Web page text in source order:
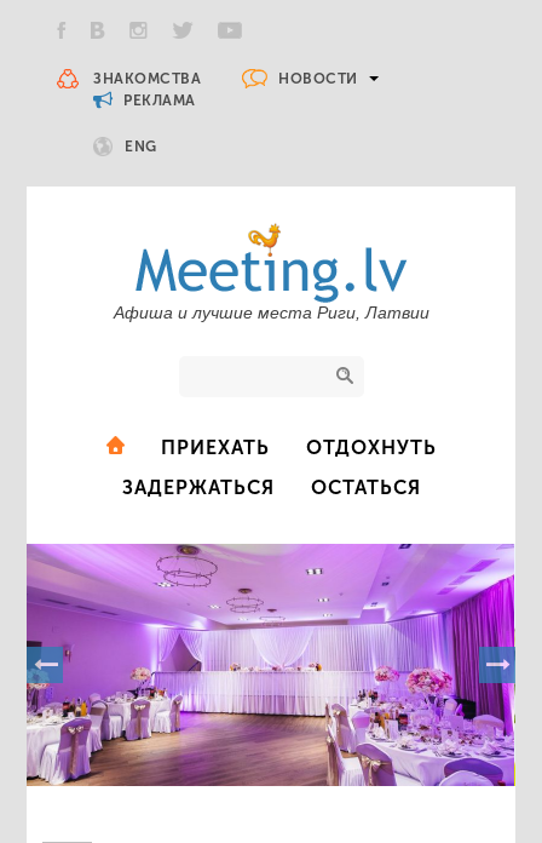
ЗНАКОМСТВА
НОВОСТИ
РЕКЛАМА
ENG
Афиша и лучшие места Риги, Латвии
ПРИЕХАТЬ
ОТДОХНУТЬ
ЗАДЕРЖАТЬСЯ
ОСТАТЬСЯ